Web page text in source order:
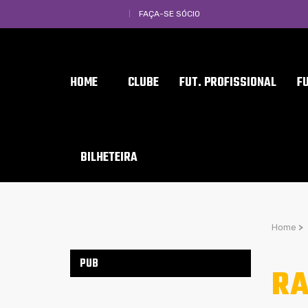
FAÇA-SE SÓCIO
HOME CLUBE FUT. PROFISSIONAL
BILHETEIRA
Home >
PUB